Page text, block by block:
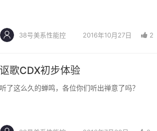
38号美系性能控 2016年10月27日 2
讴歌CDX初步体验
听了这么久的蝉鸣，各位你们听出禅意了吗？